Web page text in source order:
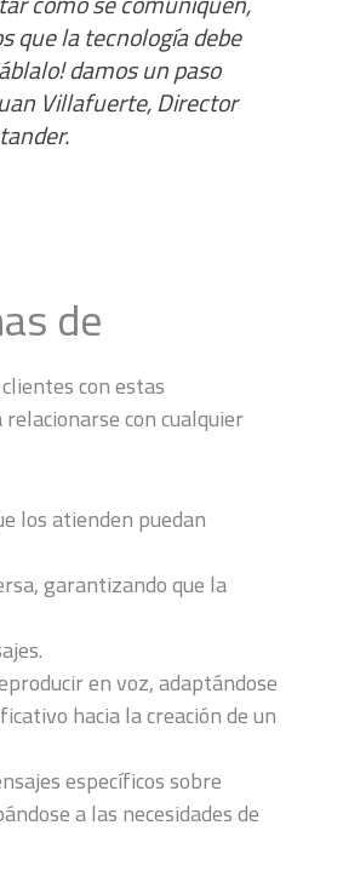
que la tecnología debe
damos un paso
Villafuerte, Director
de
con estas
con cualquier
los atienden puedan
garantizando que la
en voz, adaptándose
hacia la creación de un
específicos sobre
a las necesidades de